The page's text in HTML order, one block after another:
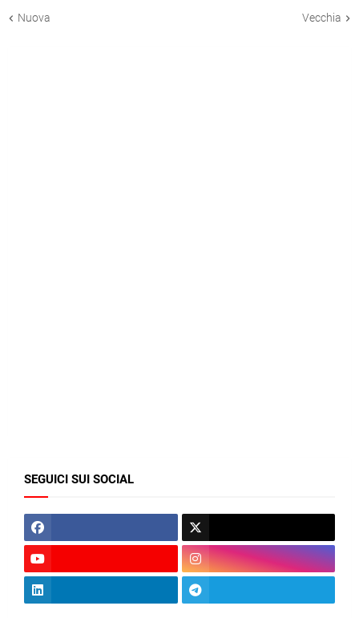
Nuova Vecchia
SEGUICI SUI SOCIAL